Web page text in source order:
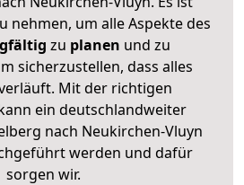
nehmen, um alle Aspekte des
zu planen und zu
sicherzustellen, dass alles
Mit der richtigen
ein deutschlandweiter
nach Neukirchen-Vluyn
werden und dafür
sorgen wir.